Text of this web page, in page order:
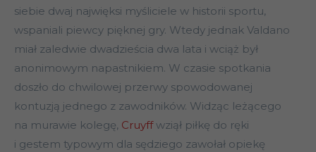
siebie dwaj najwięksi myśliciele w historii sportu,
wspaniali piewcy pięknej gry. Wtedy jednak Valdano
miał zaledwie dwadzieścia dwa lata i wciąż był
anonimowym napastnikiem. W czasie spotkania
doszło do chwilowej przerwy spowodowanej
kontuzją jednego z zawodników. Widząc leżącego
na murawie kolegę, Cruyffwziął piłkę do ręki
i gestem typowym dla sędziego zawołał opiekę